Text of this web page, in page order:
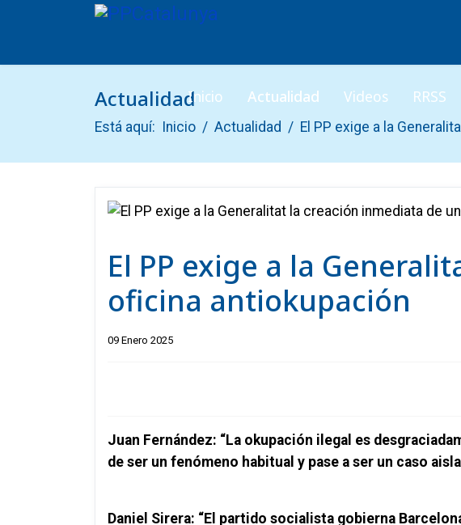
Inicio Actualidad Videos RRSS
Actualidad
Está aquí: Inicio Actualidad El PP exige a la
El PP exige a la
oficina antiokupación
09 Enero 2025
Juan Fernández: “La okupación ilegal es
de ser un fenómeno habitual y pase a ser un caso
Daniel Sirera: “El partido socialista gobierna